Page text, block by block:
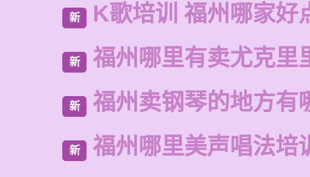
新 K歌培训 福州哪家好
新 福州哪里有卖尤克里
新 福州卖钢琴的地方有
新 福州哪里美声唱法培